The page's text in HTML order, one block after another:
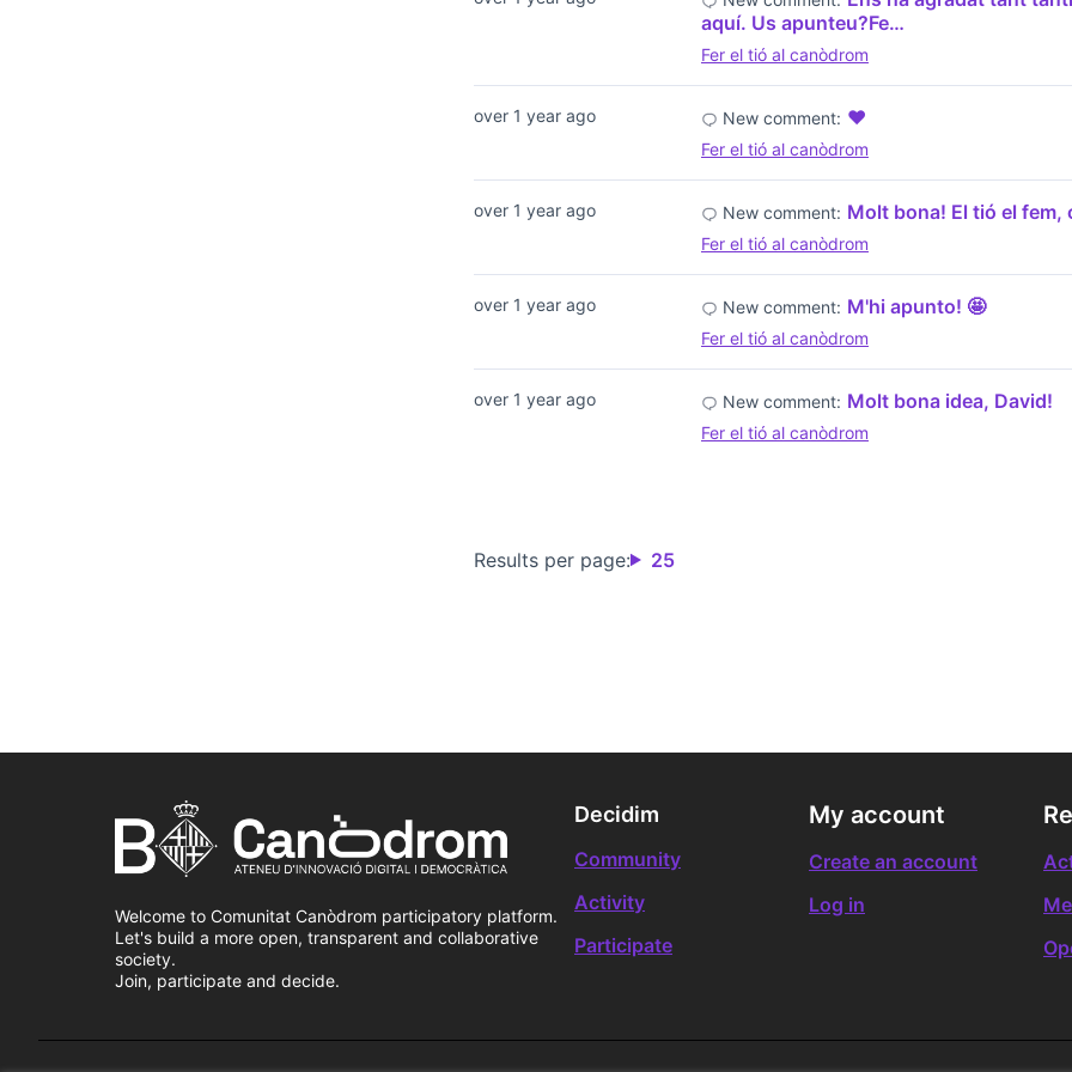
aquí. Us apunteu?Fe…
Fer el tió al canòdrom
over 1 year ago New comment: ❤️
Fer el tió al canòdrom
over 1 year ago New comment: Molt bona! El tió el fem,
Fer el tió al canòdrom
over 1 year ago New comment: M'hi apunto! 🤩
Fer el tió al canòdrom
over 1 year ago New comment: Molt bona idea, David!
Fer el tió al canòdrom
Results per page: 25
Welcome to Comunitat Canòdrom participatory platform.
Let's build a more open, transparent and collaborative
society.
Join, participate and decide.
Decidim
Community
Activity
Participate
My account
Create an account
Log in